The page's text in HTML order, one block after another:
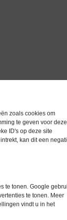
zoals cookies om
te geven voor deze
ID's op deze site
kan dit een
te tonen. Google
te tonen. Meer
vindt u in het
6 maanden
Gebruikt in